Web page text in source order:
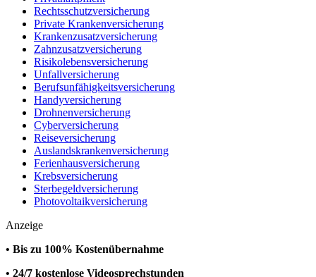
Rechtsschutzversicherung
Private Krankenversicherung
Krankenzusatzversicherung
Zahnzusatzversicherung
Risikolebensversicherung
Unfallversicherung
Berufsunfähigkeitsversicherung
Handyversicherung
Drohnenversicherung
Cyberversicherung
Reiseversicherung
Auslandskrankenversicherung
Ferienhausversicherung
Krebsversicherung
Sterbegeldversicherung
Photovoltaikversicherung
Anzeige
• Bis zu 100% Kostenübernahme
• 24/7 kostenlose Videosprechstunden